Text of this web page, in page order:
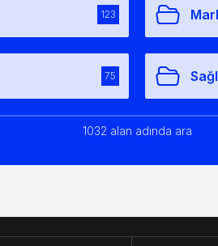
123
75
1032 alan adında ara